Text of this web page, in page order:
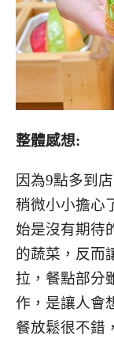
整體感想:
因為9點多到
稍微小小擔心
始是沒有期待
的蔬菜，反而
拉，餐點部分
作，是讓人會
餐放鬆很不錯